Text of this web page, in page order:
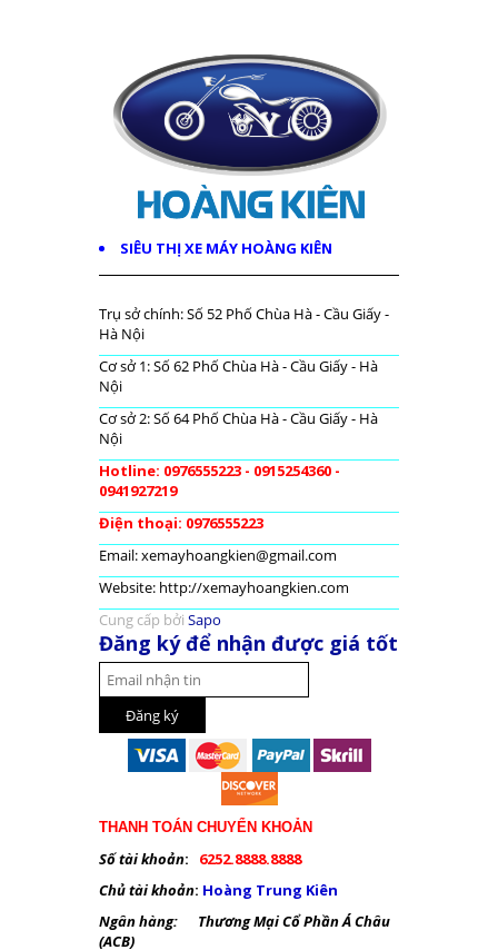
SIÊU THỊ XE MÁY HOÀNG KIÊN
Trụ sở chính: Số 52 Phố Chùa Hà - Cầu Giấy -
Hà Nội
Cơ sở 1: Số 62 Phố Chùa Hà - Cầu Giấy - Hà
Nội
Cơ sở 2: Số 64 Phố Chùa Hà - Cầu Giấy - Hà
Nội
Hotline: 0976555223 - 0915254360 -
0941927219
Điện thoại: 0976555223
Email: xemayhoangkien@gmail.com
Website: http://xemayhoangkien.com
Cung cấp bởi Sapo
Đăng ký để nhận được giá tốt
THANH TOÁN CHUYỂN KHOẢN
Số tài khoản:
6252.8888.8888
Chủ tài khoản: Hoàng Trung Kiên
Ngân hàng: Thương Mại Cổ Phần Á Châu
(ACB)